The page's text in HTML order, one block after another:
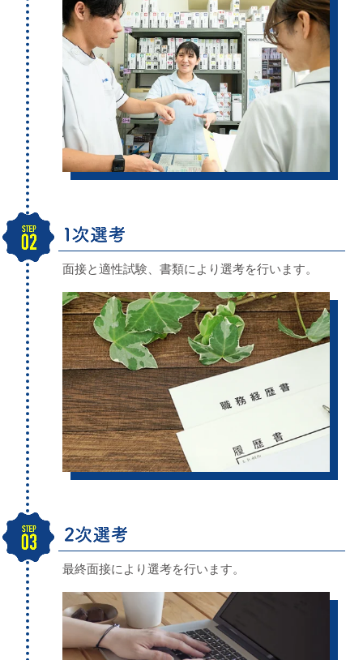
面接と適性試験、書類により選考を行います。
最終面接により選考を行います。